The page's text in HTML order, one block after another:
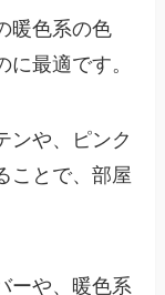
暖色系の色
最適です。
ンや、ピンク
ことで、部屋
ーや、暖色系